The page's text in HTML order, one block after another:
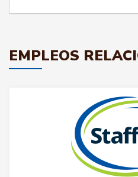
EMPLEOS